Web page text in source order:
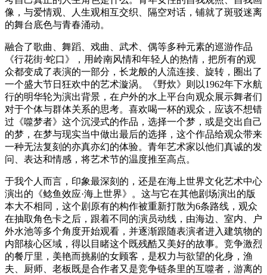
像，与爱情观、人生观相互交织、隔空对话，铺就了斑驳迷离
的舞台底色与青春涌动。
融合了歌曲、舞蹈、戏曲、武术、偶等多种元素的巡游作品
《行花街·蛇口》，用岭南风情和年轻人的热情，把所有的观
众都变成了表演的一部分，长龙般的人流连接、旋转，圈出了
一个盛大节日狂欢中的艺术漩涡。《野炊》则以1962年下水航
行的明华轮为演出背景，在户外的水上平台向观众展示舞者们
对于个体与群体关系的思考。喜欢喝一杯的观众，应该不想错
过《噬梦者》这个沉浸式的作品，选择一个梦，或是交出自己
的梦，在梦与现实当中做出最后的选择，这个作品给观众带来
一种无法复刻的亦真亦幻的体验。青年艺术家以他们真诚的发
问、表达和情感，将艺术节的温度推至高点。
于我个人而言，印象最深刻的，还是在海上世界文化艺术中心
演出的《鲶鱼效应·海上世界》。这与它在其他剧场演出的版
本大不相同，这个剧原有的构作被重新打散为6条路线，观众
在抽取角色卡之后，跟着不同的演员动线，由海边、室内、户
外水池等多个角度开始观看，并逐渐跟随表演者进入建筑物的
内部核心区域，得以目睹这个既残酷又美好的故事。竞争激烈
的餐厅里，美艳而挑剔的女顾客，是权力与欲望的化身，渔
夫、厨师、老板既是合作者又是竞争链条里的互噬者，游离的